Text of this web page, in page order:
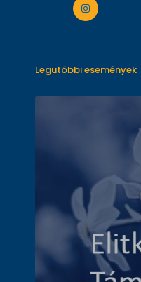
Legutóbbi események